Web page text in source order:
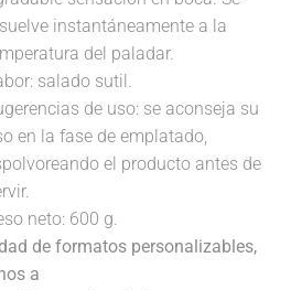
instantáneamente a la
del paladar.
salado sutil.
de uso: se aconseja su
en la fase de emplatado,
el producto antes de
neto: 600 g.
de formatos personalizables,
a